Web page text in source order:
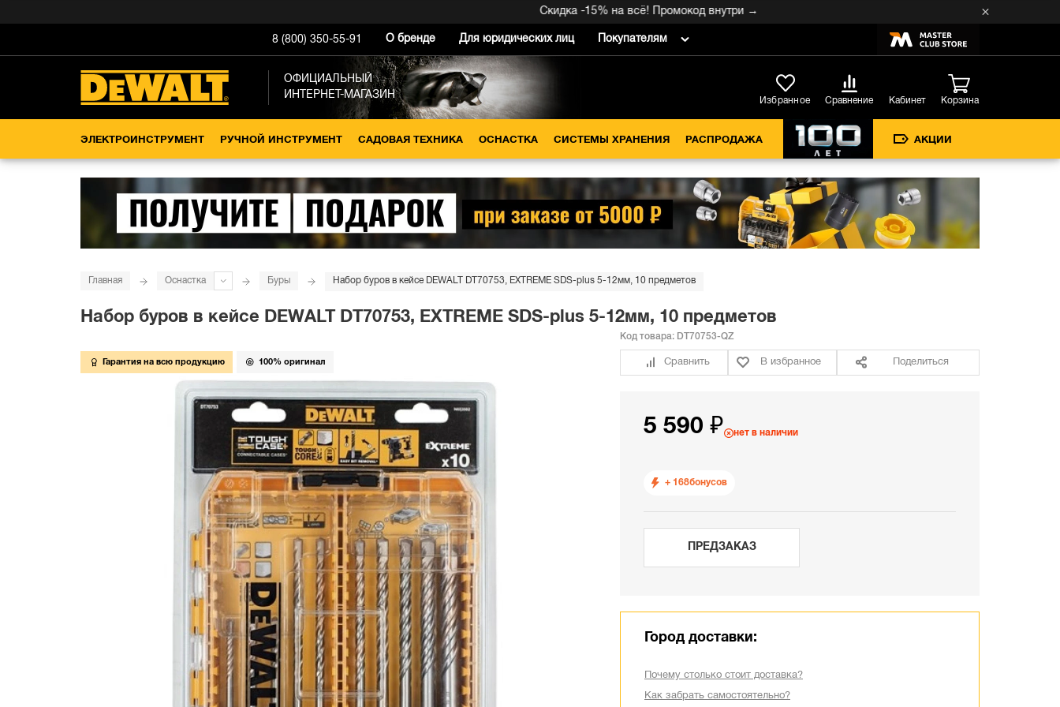
Скидка -15% на всё! Промокод внутри →
8 (800) 350-55-91 О бренде Для юридических лиц Покупателям
ОФИЦИАЛЬНЫЙ
ИНТЕРНЕТ-МАГАЗИН
Избранное Сравнение Кабинет Корзина
ЭЛЕКТРОИНСТРУМЕНТ РУЧНОЙ ИНСТРУМЕНТ САДОВАЯ ТЕХНИКА ОСНАСТКА СИСТЕМЫ ХРАНЕНИЯ РАСПРОДАЖА АКЦИИ
Главная Оснастка Буры Набор буров в кейсе DEWALT DT70753, EXTREME SDS-plus 5-12мм, 10 предметов
Набор буров в кейсе DEWALT DT70753, EXTREME SDS-plus 5-12мм, 10 предметов
Гарантия на всю продукцию 100% оригинал
Код товара: DT70753-QZ
Сравнить В избранное Поделиться
5 590 ₽ нет в наличии
+ 168бонусов
ПРЕДЗАКАЗ
Город доставки:
Почему столько стоит доставка?
Как забрать самостоятельно?